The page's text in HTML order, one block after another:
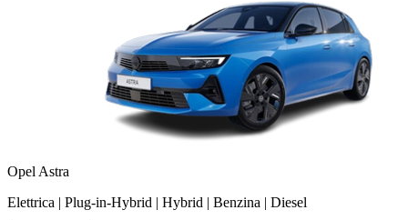
Opel Astra
Elettrica | Plug-in-Hybrid | Hybrid | Benzina | Diesel